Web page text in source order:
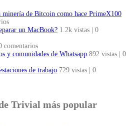
minería de Bitcoin como hace PrimeX100
un MacBook? 1.2k vistas
0
comentarios
y comunidades de Whatsapp 892 vistas
0
de trabajo 729 vistas
0
Trivial más popular